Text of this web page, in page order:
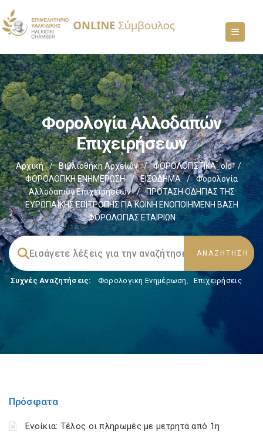
Φορολογία Αλλοδαπών
Επιχειρήσεων
Αρχική / Βιβλιοθήκη Αρχείων / ΦΟΡΟΛΟΓΙΣΤΙΚΑ_old
/
ΦΟΡΟΛΟΓΙΚΗ ΕΝΗΜΕΡΩΣΗ
/ ΕΙΣΟΔΗΜΑ /
Φορολογία
Αλλοδαπών Επιχειρήσεων
/
ΠΡΟΤΑΣΗ ΟΔΗΓΙΑΣ ΤΗΣ
ΕΥΡΩΠΑΪΚΗΣ ΕΠΙΤΡΟΠΗΣ ΓΙΑ ΚΟΙΝΗ ΕΝΟΠΟΙΗΜΕΝΗ ΒΑΣΗ
ΦΟΡΟΛΟΓΙΑΣ ΕΤΑΙΡΙΩΝ
Συχνές Αναζητήσεις: Φορολογικη Ενημέρωση, Επιχειρήσεις
Πρόσφατα
Ενοίκια: Τέλος οι πληρωμές με μετρητά από 1η